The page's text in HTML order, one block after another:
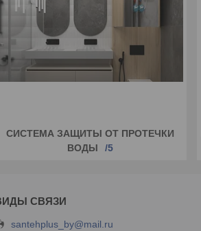
СИСТЕМА ЗАЩИТЫ ОТ ПРОТЕЧКИ
ВОДЫ
5
santehplus_by@mail.ru